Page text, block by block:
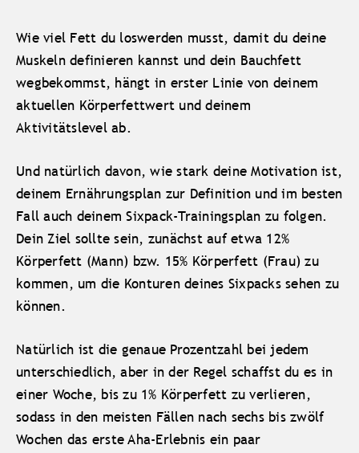
Wie viel Fett du loswerden musst, damit du deine
Muskeln definieren kannst und dein Bauchfett
wegbekommst, hängt in erster Linie von deinem
aktuellen Körperfettwert und deinem
Aktivitätslevel ab.
Und natürlich davon, wie stark deine Motivation ist,
deinem Ernährungsplan zur Definition und im besten
Fall auch deinem Sixpack-Trainingsplan zu folgen.
Dein Ziel sollte sein, zunächst auf etwa 12%
Körperfett (Mann) bzw. 15% Körperfett (Frau) zu
kommen, um die Konturen deines Sixpacks sehen zu
können.
Natürlich ist die genaue Prozentzahl bei jedem
unterschiedlich, aber in der Regel schaffst du es in
einer Woche, bis zu 1% Körperfett zu verlieren,
sodass in den meisten Fällen nach sechs bis zwölf
Wochen das erste Aha-Erlebnis ein paar